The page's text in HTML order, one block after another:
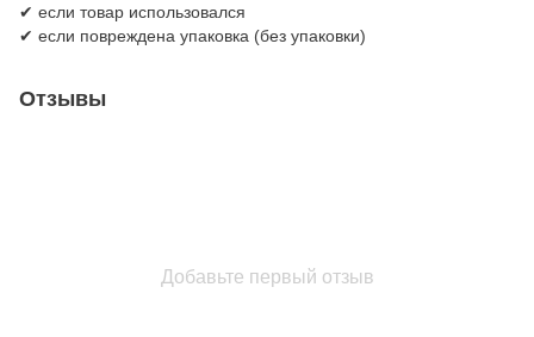
✔ если товар использовался
✔ если повреждена упаковка (без упаковки)
Отзывы
Добавьте первый отзыв